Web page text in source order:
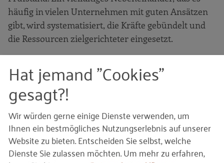
häufig in vielen Unternehmen mit guten Ansätzen
gibt, wird systematisiert, die Kräfte gebündelt und
die Ressourcen zielgerichteter eingesetzt.
Kundenmärkten
Für die Authentizität des Identifikationsangebots
stehen die Arbeitgeberattraktivität, die (etablierte)
Produktmarke bzw. die Unternehmensmarke. Wie
stark sie sich gegenseitig beeinflussen, zeigt die
hohe Beliebtheit bekannter Markenhersteller als
Hat jemand "Cookies"
gesagt?!
Wir würden gerne einige Dienste verwenden, um
Ihnen ein bestmögliches Nutzungserlebnis auf unserer
Website zu bieten. Entscheiden Sie selbst, welche
Dienste Sie zulassen möchten.Um mehr zu erfahren,